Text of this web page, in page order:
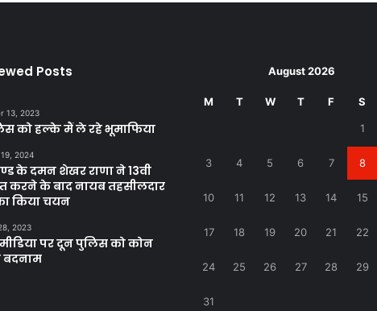
Posts
13, 2023
को हल्के मैं ले रहे भूमाफिया
2024
के दमन शेखर राणा ने 13वी
करने के बाद नायब तहसीलदार
किया चयन
2023
पर दून पुलिस को कोन
बदनाम
August 2026
M T W T F S
1
3 4 5 6 7 8
10 11 12 13 14 15
17 18 19 20 21 22
24 25 26 27 28 29
31